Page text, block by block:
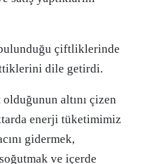
çiftliklerinde
dile getirdi.
altını çizen
enerji tüketimimiz
gidermek,
ve içerde